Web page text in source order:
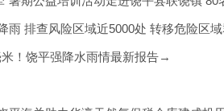
雨 排查风险区域近5000处 转移危险区
！饶平强降水雨情最新报告→